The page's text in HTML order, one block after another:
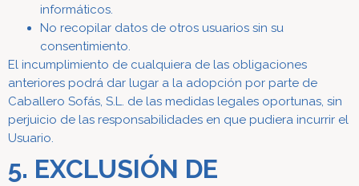
informáticos.
No recopilar datos de otros usuarios sin su
consentimiento.
El incumplimiento de cualquiera de las obligaciones
anteriores podrá dar lugar a la adopción por parte de
Caballero Sofás, S.L. de las medidas legales oportunas, sin
perjuicio de las responsabilidades en que pudiera incurrir el
Usuario.
5. EXCLUSIÓN DE